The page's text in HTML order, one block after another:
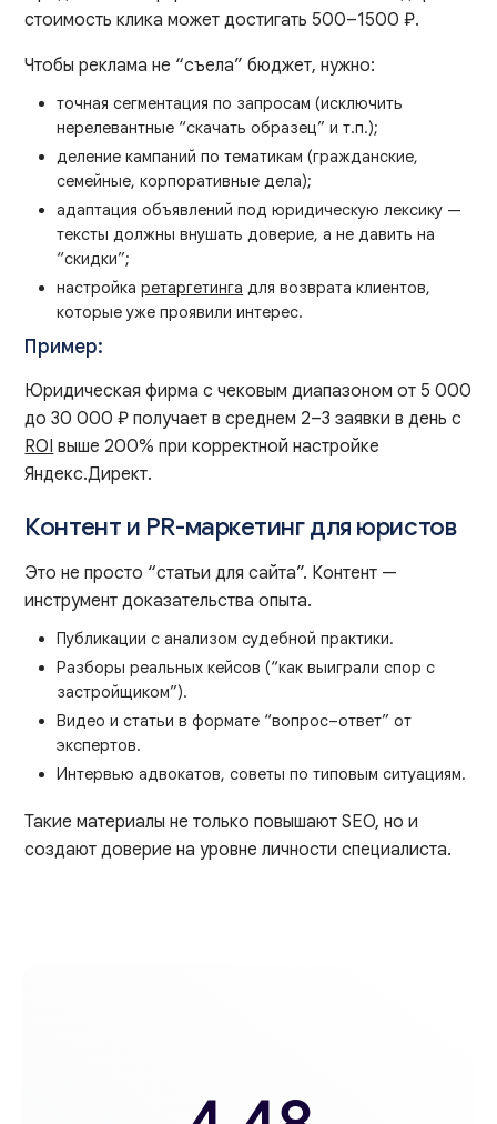
стоимость клика может достигать 500–1500 ₽.
Чтобы реклама не “съела” бюджет, нужно:
точная сегментация по запросам (исключить
нерелевантные “скачать образец” и т.п.);
деление кампаний по тематикам (гражданские,
семейные, корпоративные дела);
адаптация объявлений под юридическую лексику —
тексты должны внушать доверие, а не давить на
“скидки”;
настройкаретаргетинга для возврата клиентов,
которые уже проявили интерес.
Пример:
Юридическая фирма с чековым диапазоном от 5 000
до 30 000 ₽ получает в среднем 2–3 заявки в день с
ROI выше 200% при корректной настройке
Яндекс.Директ.
Контент и PR-маркетинг для юристов
Это не просто “статьи для сайта”. Контент —
инструмент доказательства опыта.
Публикации с анализом судебной практики.
Разборы реальных кейсов (“как выиграли спор с
застройщиком”).
Видео и статьи в формате “вопрос–ответ” от
экспертов.
Интервью адвокатов, советы по типовым ситуациям.
Такие материалы не только повышают SEO, но и
создают доверие на уровне личности специалиста.